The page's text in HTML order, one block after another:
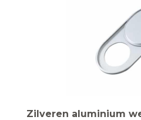
Zilveren aluminium